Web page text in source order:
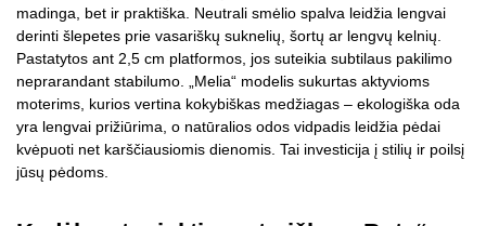
madinga, bet ir praktiška. Neutrali smėlio spalva leidžia lengvai
derinti šlepetes prie vasariškų suknelių, šortų ar lengvų kelnių.
Pastatytos ant 2,5 cm platformos, jos suteikia subtilaus pakilimo
neprarandant stabilumo. „Melia“ modelis sukurtas aktyvioms
moterims, kurios vertina kokybiškas medžiagas – ekologiška oda
yra lengvai prižiūrima, o natūralios odos vidpadis leidžia pėdai
kvėpuoti net karščiausiomis dienomis. Tai investicija į stilių ir poilsį
jūsų pėdoms.